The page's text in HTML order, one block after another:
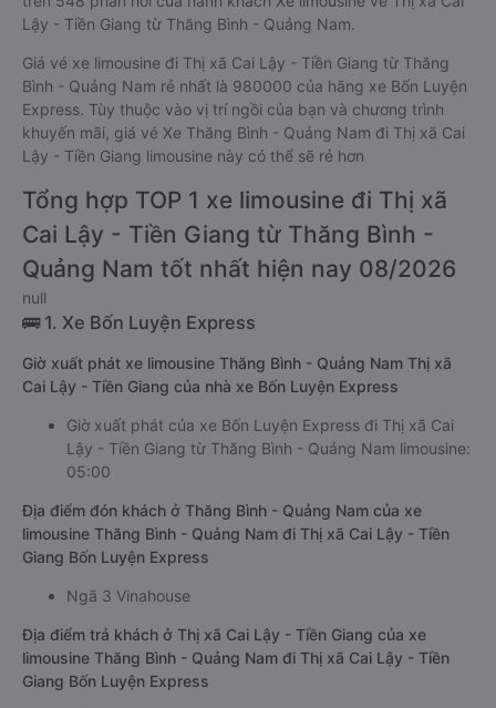
Lậy - Tiền Giang từ Thăng Bình - Quảng Nam.
Giá vé xe limousine đi Thị xã Cai Lậy - Tiền Giang từ Thăng
Bình - Quảng Nam rẻ nhất là 980000 của hãng xe Bốn Luyện
Express. Tùy thuộc vào vị trí ngồi của bạn và chương trình
khuyến mãi, giá vé Xe Thăng Bình - Quảng Nam đi Thị xã Cai
Lậy - Tiền Giang limousine này có thể sẽ rẻ hơn
Tổng hợp TOP 1 xe limousine đi Thị xã
Cai Lậy - Tiền Giang từ Thăng Bình -
Quảng Nam tốt nhất hiện nay 08/2026
null
🚌 1. Xe Bốn Luyện Express
Giờ xuất phát xe limousine Thăng Bình - Quảng Nam Thị xã
Cai Lậy - Tiền Giang của nhà xe Bốn Luyện Express
Giờ xuất phát của xe Bốn Luyện Express đi Thị xã Cai
Lậy - Tiền Giang từ Thăng Bình - Quảng Nam limousine:
05:00
Địa điểm đón khách ở Thăng Bình - Quảng Nam của xe
limousine Thăng Bình - Quảng Nam đi Thị xã Cai Lậy - Tiền
Giang Bốn Luyện Express
Ngã 3 Vinahouse
Địa điểm trả khách ở Thị xã Cai Lậy - Tiền Giang của xe
limousine Thăng Bình - Quảng Nam đi Thị xã Cai Lậy - Tiền
Giang Bốn Luyện Express